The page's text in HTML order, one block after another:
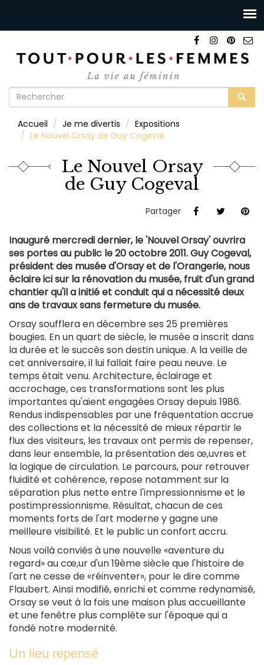
Formulaire
recherche
Accueil Je me divertis
Expositions
Le Nouvel Orsay de Guy Cogeval
Le Nouvel Orsay
de Guy Cogeval
Partager
Inauguré mercredi dernier, le 'Nouvel Orsay' ouvrira
ses portes au public le 20 octobre 2011. Guy Cogeval,
président des musée d'Orsay et de l'Orangerie, nous
éclaire ici sur la rénovation du musée, fruit d'un grand
chantier qu'il a initié et conduit qui a nécessité deux
ans de travaux sans fermeture du musée.
Orsay soufflera en décembre ses 25 premières
bougies. En un quart de siècle, le musée a inscrit dans
la durée et le succès son destin unique. A la veille de
cet anniversaire, il lui fallait faire peau neuve. Le
temps était venu. Architecture, éclairage et
accrochage, ces transformations sont les plus
importantes qu'aient engagées Orsay depuis 1986.
Rendus indispensables par une fréquentation accrue
des collections et la nécessité de mieux répartir le
flux des visiteurs, les travaux ont permis de repenser,
dans leur ensemble, la présentation des œ,uvres et
la logique de circulation. Le parcours, pour retrouver
fluidité et cohérence, repose notamment sur la
séparation plus nette entre l'impressionnisme et le
postimpressionnisme. Résultat, chacun de ces
moments forts de l'art moderne y gagne une
meilleure visibilité. Et le public un confort accru.
Nous voilà conviés à une nouvelle «aventure du
regard» au cœ,ur d'un 19ème siècle que l'histoire de
l'art ne cesse de «réinventer», pour le dire comme
Flaubert. Ainsi modifié, enrichi et comme redynamisé,
Orsay se veut à la fois une maison plus accueillante
et une fenêtre plus complète sur l'époque qui a
fondé notre modernité.
Un lieu repensé